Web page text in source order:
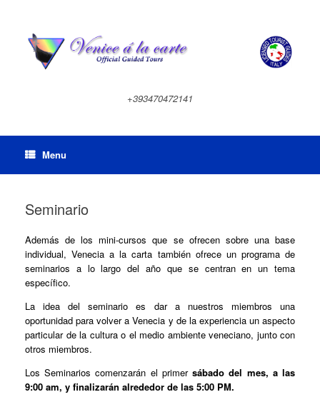
+393470472141
Menu
Seminario
Además de los mini-cursos que se ofrecen sobre una base
individual, Venecia a la carta también ofrece un programa de
seminarios a lo largo del año que se centran en un tema
específico.
La idea del seminario es dar a nuestros miembros una
oportunidad para volver a Venecia y de la experiencia un aspecto
particular de la cultura o el medio ambiente veneciano, junto con
otros miembros.
Los Seminarios comenzarán el primersábado del mes, a las
9:00 am, y finalizarán alrededor de las 5:00 PM.